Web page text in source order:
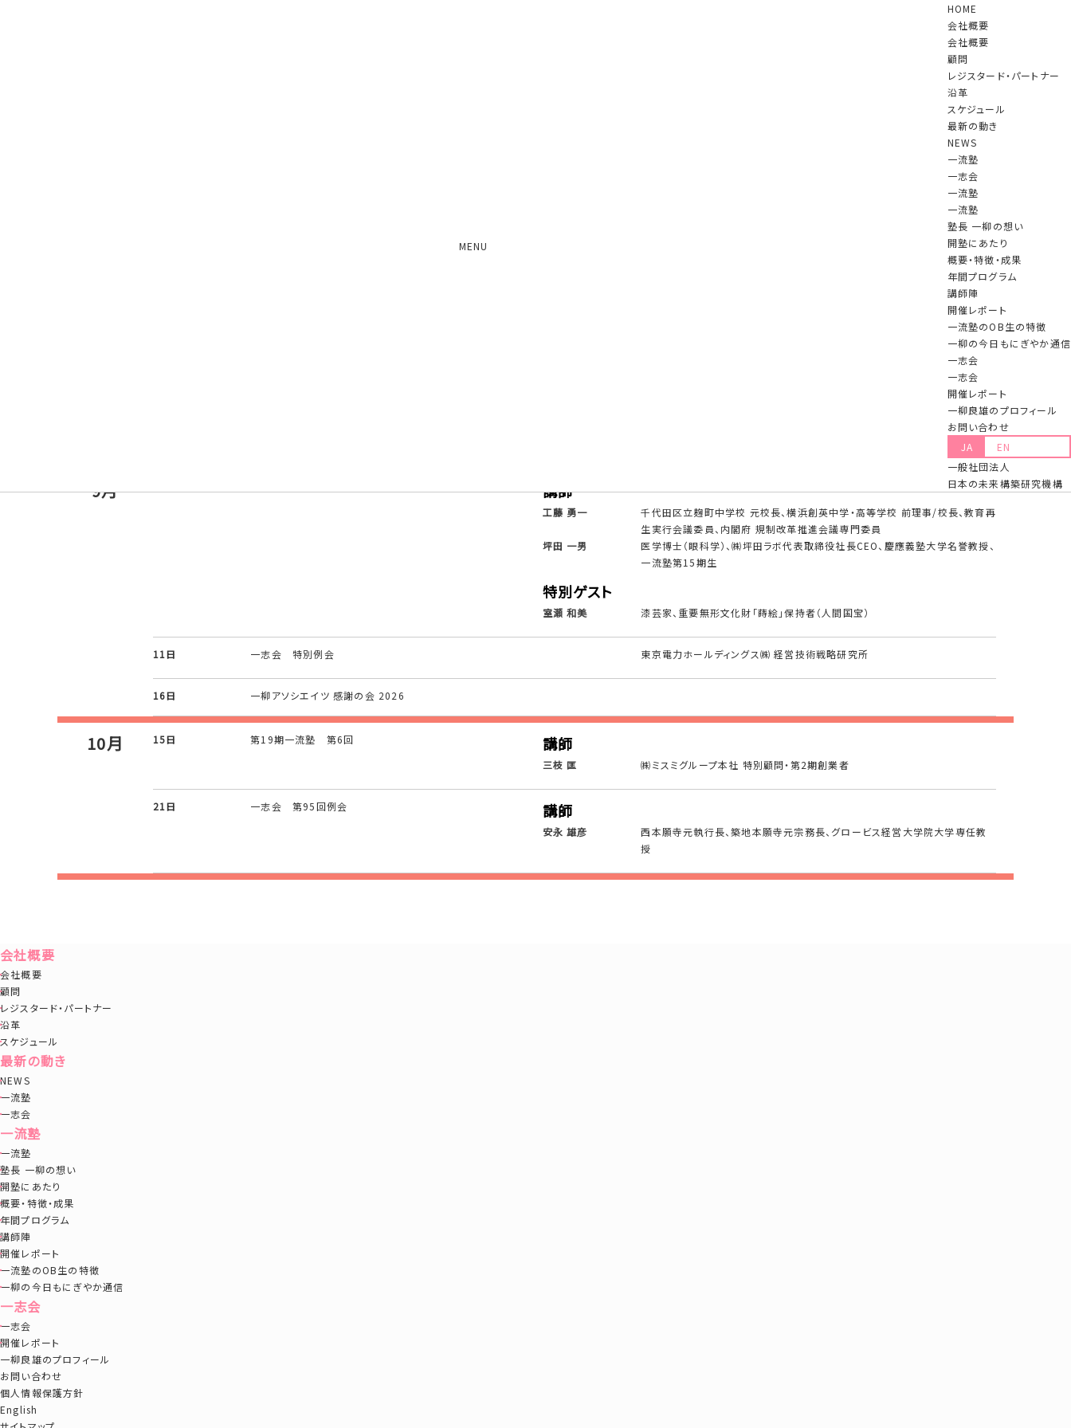
MENU
HOME
会社概要
会社概要
顧問
レジスタード・パートナー
沿革
スケジュール
最新の動き
NEWS
一流塾
一志会
一流塾
一流塾
塾長 一柳の想い
開塾にあたり
概要・特徴・成果
年間プログラム
講師陣
開催レポート
一流塾のOB生の特徴
一柳の今日もにぎやか通信
一志会
一志会
開催レポート
一柳良雄のプロフィール
お問い合わせ
JA
EN
一般社団法人
日本の未来構築研究機構
印刷は
9月 講師
工藤 勇一
千代田区立麹町中学校 元校長、横浜創英中学・高等学校 前理事/校長、教育再
生実行会議委員、内閣府 規制改革推進会議専門委員
坪田 一男
医学博士（眼科学）、㈱坪田ラボ代表取締役社長CEO、慶應義塾大学名誉教授、
一流塾第15期生
特別ゲスト
室瀬 和美 漆芸家、重要無形文化財「蒔絵」保持者（人間国宝）
11日 一志会 特別例会 東京電力ホールディングス㈱ 経営技術戦略研究所
16日 一柳アソシエイツ 感謝の会 2026
10月 15日 第19期一流塾 第6回 講師
三枝 匡 ㈱ミスミグループ本社 特別顧問・第2期創業者
21日 一志会 第95回例会 講師
安永 雄彦
西本願寺元執行長、築地本願寺元宗務長、グロービス経営大学院大学専任教
授
会社概要
会社概要
顧問
レジスタード・パートナー
沿革
スケジュール
最新の動き
NEWS
一流塾
一志会
一流塾
一流塾
塾長 一柳の想い
開塾にあたり
概要・特徴・成果
年間プログラム
講師陣
開催レポート
一流塾のOB生の特徴
一柳の今日もにぎやか通信
一志会
一志会
開催レポート
一柳良雄のプロフィール
お問い合わせ
個人情報保護方針
English